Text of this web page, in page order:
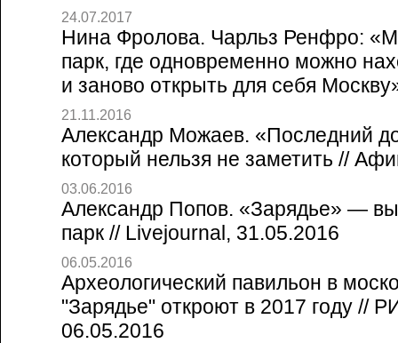
24.07.2017
Нина Фролова. Чарльз Ренфро:
парк, где одновременно можно
и заново открыть для себя
21.11.2016
Александр Можаев. «Последний
который нельзя не заметить //
03.06.2016
Александр Попов. «Зарядье» —
парк // Livejournal, 31.05.2016
06.05.2016
Археологический павильон в
"Зарядье" откроют в 2017 году //
06.05.2016